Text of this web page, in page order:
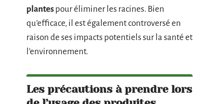
plantes pour éliminer les racines. Bien
qu’efficace, il est également controversé en
raison de ses impacts potentiels sur la santé et
l’environnement.
Les précautions à prendre lors